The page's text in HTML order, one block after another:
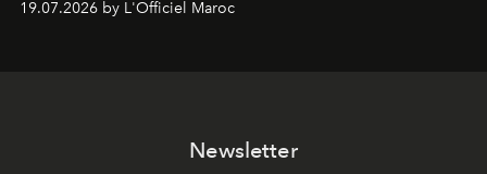
révise les proportions et les usages pour l’inscrire dans
19.07.2026 by L'Officiel Maroc
Newsletter